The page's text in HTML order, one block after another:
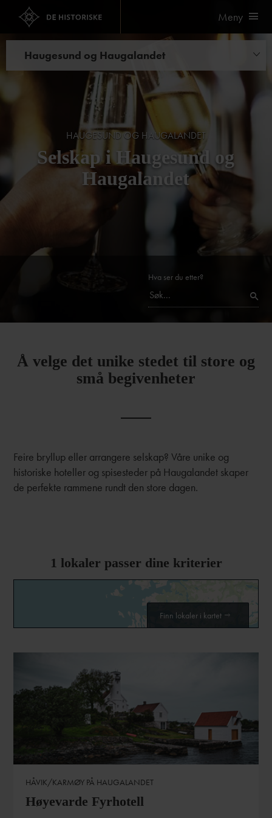
Meny
Haugesund og Haugalandet
Bryllup og selskap
Kurs og konferanser
HAUGESUND OG HAUGALANDET
Selskap i Haugesund og
Haugalandet
Hva ser du etter?
Å velge det unike stedet til store og
små begivenheter
Feire bryllup eller arrangere selskap? Våre unike og
historiske hoteller og spisesteder på Haugalandet skaper
de perfekte rammene rundt den store dagen.
1 lokaler passer dine kriterier
Finn lokaler i kartet
HÅVIK/KARMØY PÅ HAUGALANDET
Høyevarde Fyrhotell